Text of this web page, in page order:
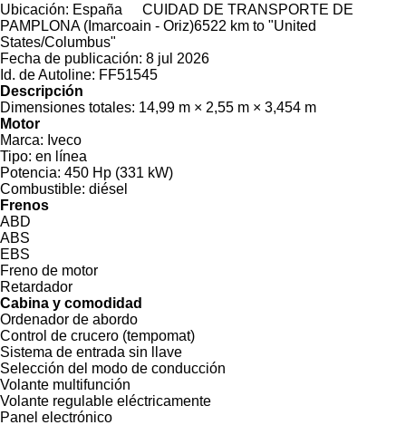
Ubicación: España
CUIDAD DE TRANSPORTE DE
PAMPLONA (Imarcoain - Oriz)6522 km to "United
States/Columbus"
Fecha de publicación: 8 jul 2026
Id. de Autoline: FF51545
Descripción
Dimensiones totales: 14,99 m × 2,55 m × 3,454 m
Motor
Marca: Iveco
Tipo: en línea
Potencia: 450 Hp (331 kW)
Combustible: diésel
Frenos
ABD
ABS
EBS
Freno de motor
Retardador
Cabina y comodidad
Ordenador de abordo
Control de crucero (tempomat)
Sistema de entrada sin llave
Selección del modo de conducción
Volante multifunción
Volante regulable eléctricamente
Panel electrónico